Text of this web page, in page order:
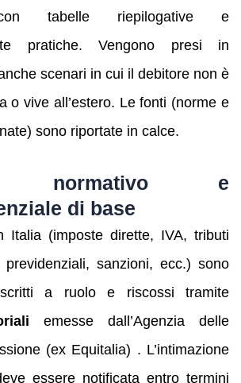
tabelle riepilogative e
pratiche. Vengono presi in
scenari in cui il debitore non è
o vive all’estero. Le fonti (norme e
sono riportate in calce.
normativo e
di base
Italia (imposte dirette, IVA, tributi
previdenziali, sanzioni, ecc.) sono
a ruolo e riscossi tramite
emesse dall’Agenzia delle
(ex Equitalia) . L’intimazione
essere notificata entro termini